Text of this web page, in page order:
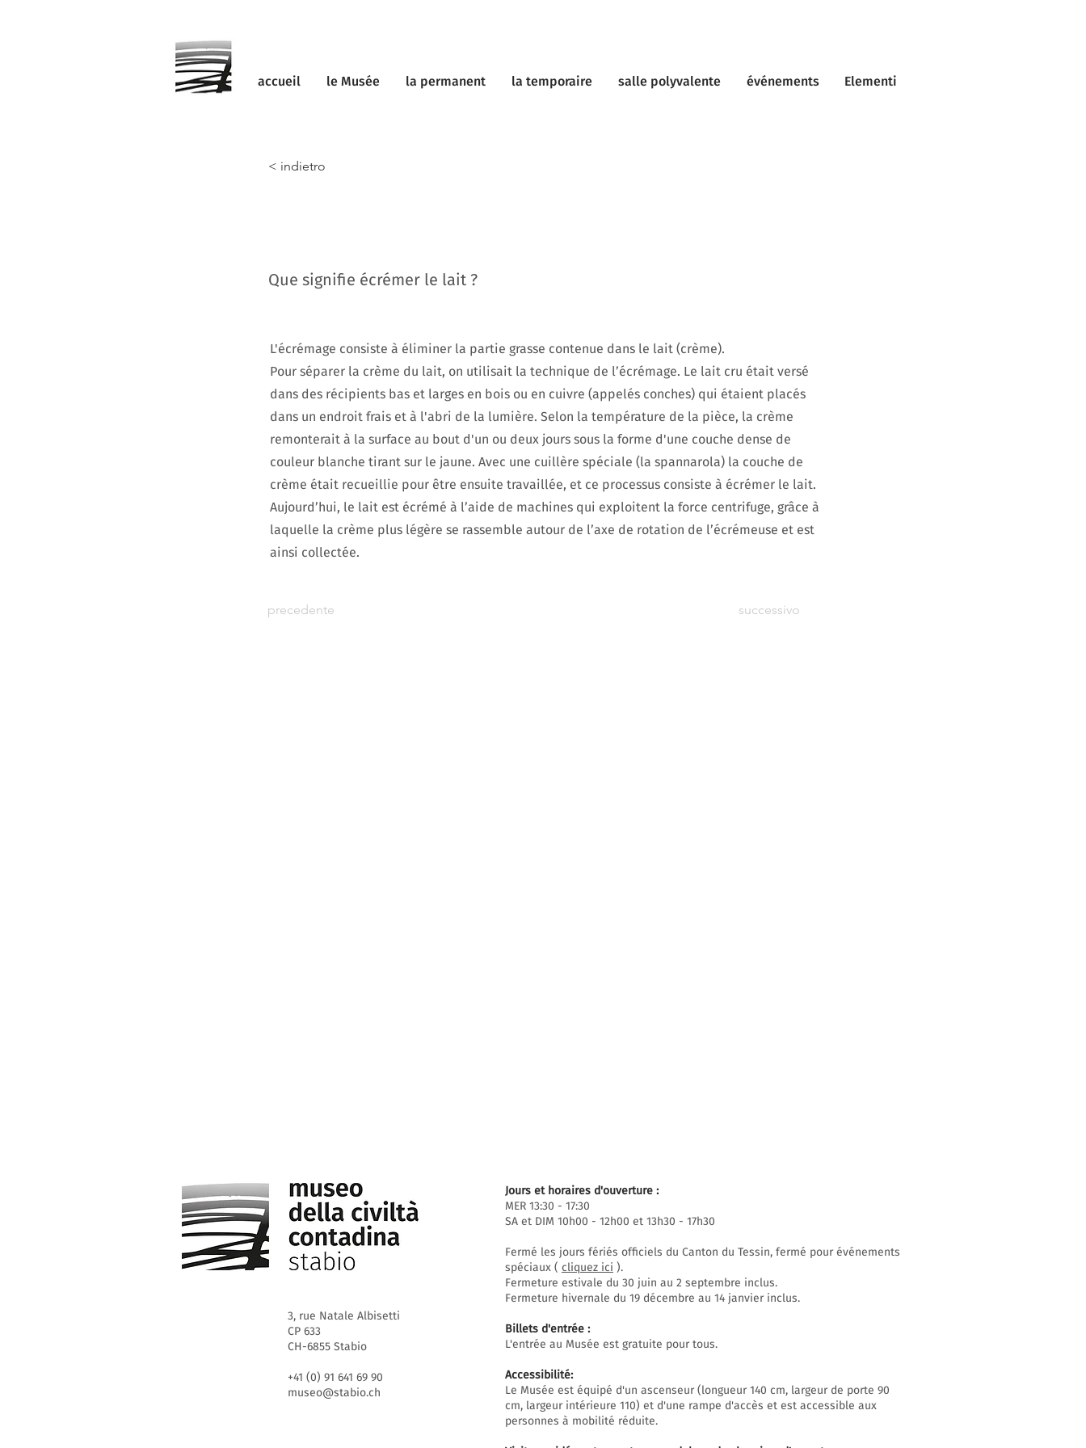
accueil le Musée la permanent la temporaire salle polyvalente événements Elementi
< indietro
Que signifie écrémer le lait ?
L'écrémage consiste à éliminer la partie grasse contenue dans le lait (crème).
Pour séparer la crème du lait, on utilisait la technique de l’écrémage. Le lait cru était versé
dans des récipients bas et larges en bois ou en cuivre (appelés conches) qui étaient placés
dans un endroit frais et à l'abri de la lumière. Selon la température de la pièce, la crème
remonterait à la surface au bout d'un ou deux jours sous la forme d'une couche dense de
couleur blanche tirant sur le jaune. Avec une cuillère spéciale (la spannarola) la couche de
crème était recueillie pour être ensuite travaillée, et ce processus consiste à écrémer le lait.
Aujourd’hui, le lait est écrémé à l’aide de machines qui exploitent la force centrifuge, grâce à
laquelle la crème plus légère se rassemble autour de l’axe de rotation de l’écrémeuse et est
ainsi collectée.
precedente successivo
3, rue Natale Albisetti
CP 633
CH-6855 Stabio
+41 (0) 91 641 69 90
museo@stabio.ch
Jours et horaires d'ouverture :
MER 13:30 - 17:30
SA et DIM 10h00 - 12h00 et 13h30 - 17h30
Fermé les jours fériés officiels du Canton du Tessin, fermé pour événements
spéciaux ( cliquez ici ).
Fermeture estivale du 30 juin au 2 septembre inclus.
Fermeture hivernale du 19 décembre au 14 janvier inclus.
Billets d'entrée :
L'entrée au Musée est gratuite pour tous.
Accessibilité:
Le Musée est équipé d'un ascenseur (longueur 140 cm, largeur de porte 90
cm, largeur intérieure 110) et d'une rampe d'accès et est accessible aux
personnes à mobilité réduite.